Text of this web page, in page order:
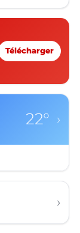
Télécharger
22° ›
›